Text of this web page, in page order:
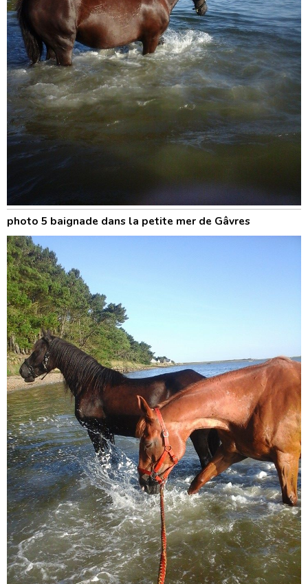
photo 5 baignade dans la petite mer de Gâvres